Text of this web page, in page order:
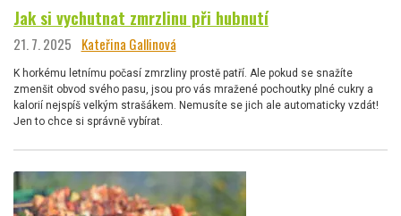
Jak si vychutnat zmrzlinu při hubnutí
21. 7. 2025 Kateřina Gallinová
K horkému letnímu počasí zmrzliny prostě patří. Ale pokud se snažíte
zmenšit obvod svého pasu, jsou pro vás mražené pochoutky plné cukry a
kalorií nejspíš velkým strašákem. Nemusíte se jich ale automaticky vzdát!
Jen to chce si správně vybírat.